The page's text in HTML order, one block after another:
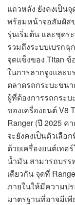
แถวหลัง ยังคงเป็น
พร้อมหน้าจอสัมผัส
รุ่นเริ่มต้น และชุดร
รวมถึงระบบเบรก
จุดแข็งของ Titan
ในการลากจูงและ
ตลาดรถกระบะขนา
ผู้ที่ต้องการรถกระ
ของเครื่องยนต์ V8
Ranger (ปี 2025 ค
จะยังคงเป็นตัวเลือ
ด้วยเครื่องยนต์เท
น้ำมัน สามารถบร
เดียวกัน จุดที่
ภายในให้มีความป
มาตรฐานที่อาจมีเพี